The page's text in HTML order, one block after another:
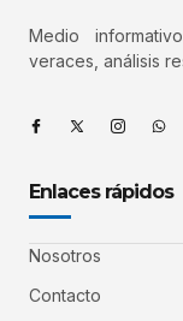
Medio
veraces, análisis
Enlaces rápidos
Nosotros
Contacto